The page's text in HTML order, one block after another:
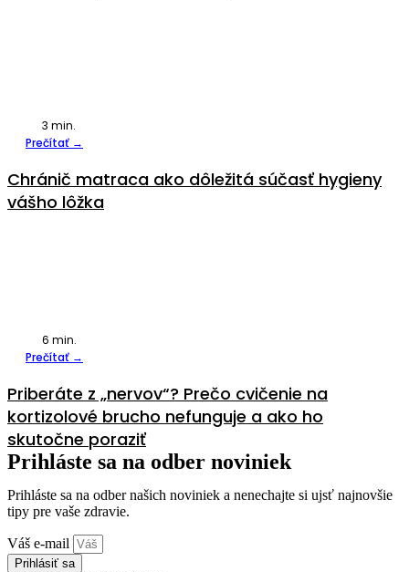
3 min.
Prečítať →
Chránič matraca ako dôležitá súčasť hygieny
vášho lôžka
6 min.
Prečítať →
Priberáte z „nervov“? Prečo cvičenie na
kortizolové brucho nefunguje a ako ho
skutočne poraziť
Prihláste sa na odber noviniek
Prihláste sa na odber našich noviniek a nenechajte si ujsť najnovšie
tipy pre vaše zdravie.
Váš e-mail
Prihlásiť sa